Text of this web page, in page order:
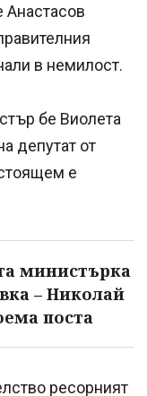
Анастасов
в немилост.
бе Виолета
депутат от
е
министърка
– Николай
поста
ресорният